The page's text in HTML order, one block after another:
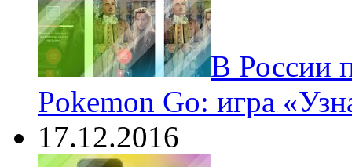
В России
Pokemon Go: игра
17.12.2016